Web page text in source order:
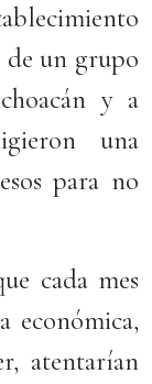
de un grupo
y a
una
para no
cada mes
económica,
atentarían